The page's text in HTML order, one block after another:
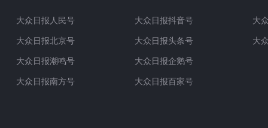
大众日报人民号
大众日报北京号
大众日报潮鸣号
大众日报南方号
大众日报抖音号
大众日报头条号
大众日报企鹅号
大众日报百家号
大
大